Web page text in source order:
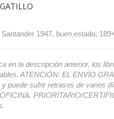
1947, buen estado,
en la descripción anterior, los
ATENCIÓN: EL ENVÍO
puede sufrir retrasos de varios
PRIORITARIO/